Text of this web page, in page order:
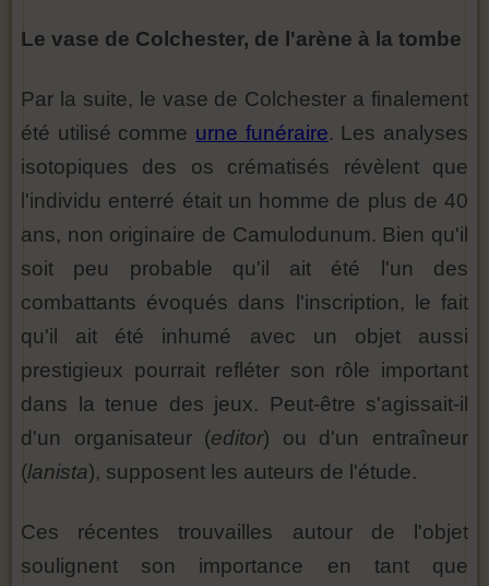
Le vase de Colchester, de l'arène à la tombe
Par la suite, le vase de Colchester a finalement
été utilisé comme urne funéraire. Les analyses
isotopiques des os crématisés révèlent que
l'individu enterré était un homme de plus de 40
ans, non originaire de Camulodunum. Bien qu'il
soit peu probable qu'il ait été l'un des
combattants évoqués dans l'inscription, le fait
qu'il ait été inhumé avec un objet aussi
prestigieux pourrait refléter son rôle important
dans la tenue des jeux. Peut-être s'agissait-il
d'un organisateur (editor) ou d'un entraîneur
(lanista), supposent les auteurs de l'étude.
Ces récentes trouvailles autour de l'objet
soulignent son importance en tant que